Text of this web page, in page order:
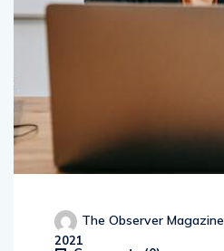
The Observer Magazine
2021